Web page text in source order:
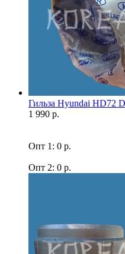
Гильза Hyundai HD72
1 990 р.
Опт 1: 0 р.
Опт 2: 0 р.